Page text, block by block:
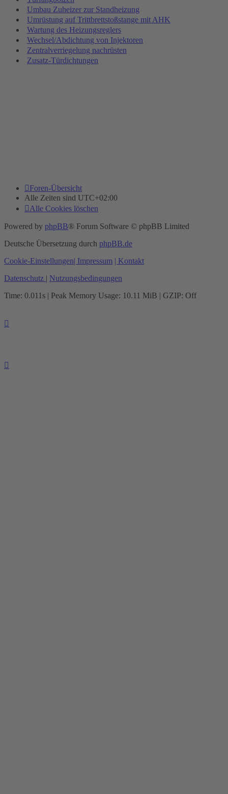
Umbau Zuheizer zur Standheizung
Umrüstung auf Trittbrettstoßstange mit AHK
Wartung des Heizungsreglers
Wechsel/Abdichtung von Injektoren
Zentralverriegelung nachrüsten
Zusatz-Türdichtungen
Foren-Übersicht
Alle Zeiten sind UTC+02:00
Alle Cookies löschen
Powered by phpBB® Forum Software © phpBB Limited
Deutsche Übersetzung durch phpBB.de
Cookie-Einstellungen| Impressum | Kontakt
Datenschutz | Nutzungsbedingungen
Time: 0.011s | Peak Memory Usage: 10.11 MiB | GZIP: Off